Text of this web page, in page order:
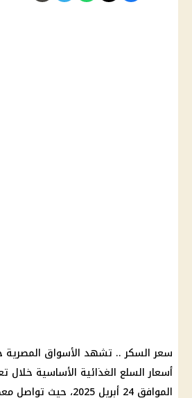
سعر السكر .. تشهد الأسواق المصرية
أسعار السلع الغذائية الأساسية خلال
الموافق 24 أبريل 2025،